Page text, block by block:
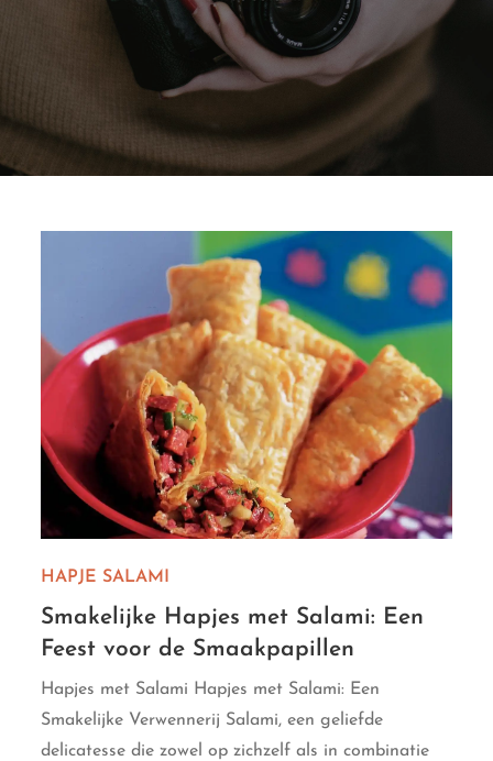
HAPJE SALAMI
Smakelijke Hapjes met Salami: Een
Feest voor de Smaakpapillen
Hapjes met Salami Hapjes met Salami: Een
Smakelijke Verwennerij Salami, een geliefde
delicatesse die zowel op zichzelf als in combinatie